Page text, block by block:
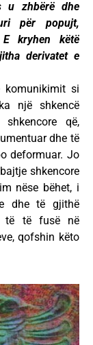
u zhbërë dhe
për popujt,
E kryhen këtë
derivatet e
si
një shkencë
që,
dhe të
deformuar. Jo
shkencore
nëse bëhet, i
dhe të gjithë
të të fusë në
qofshin këto